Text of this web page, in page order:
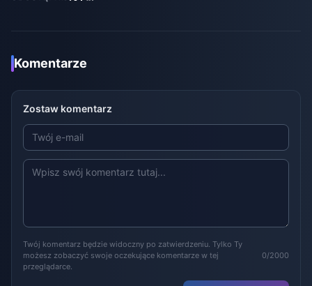
Komentarze
Zostaw komentarz
Twój komentarz będzie widoczny po zatwierdzeniu. Tylko Ty
możesz zobaczyć swoje oczekujące komentarze w tej
przeglądarce.
0/2000